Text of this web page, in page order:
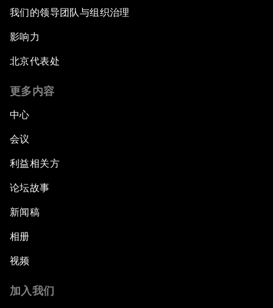
我们的领导团队与组织治理
影响力
北京代表处
更多内容
中心
会议
利益相关方
论坛故事
新闻稿
相册
视频
加入我们